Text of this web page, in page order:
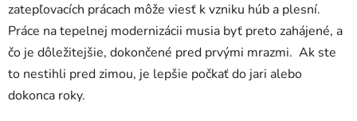
zatepľovacích prácach môže viesť k vzniku húb a plesní.
Práce na tepelnej modernizácii musia byť preto zahájené, a
čo je dôležitejšie, dokončené pred prvými mrazmi. Ak ste
to nestihli pred zimou, je lepšie počkať do jari alebo
dokonca roky.